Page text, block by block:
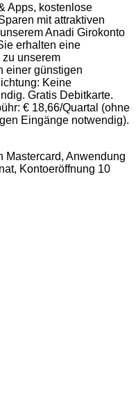
Apps, kostenlose
mit attraktiven
Anadi Girokonto
erhalten eine
unserem
einer günstigen
Keine
Gratis Debitkarte.
€ 18,66/Quartal (ohne
Eingänge notwendig).
Mastercard, Anwendung
Kontoeröffnung 10